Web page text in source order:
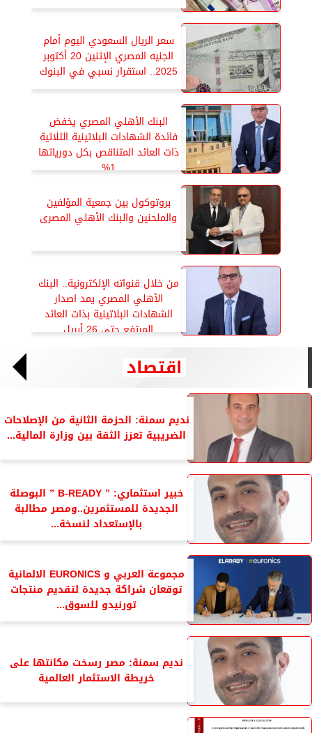
سعر الريال السعودي اليوم أمام
الجنيه المصري الإثنين 20 أكتوبر
2025.. استقرار نسبي في البنوك
البنك الأهلي المصري يخفض
فائدة الشهادات البلاتينية الثلاثية
ذات العائد المتناقص بكل دورياتها
1%
بروتوكول بين جمعية المؤلفين
والملحنين والبنك الأهلي المصرى
من خلال قنواته الإلكترونية.. البنك
الأهلي المصري يمد اصدار
الشهادات البلاتينية بذات العائد
المرتفع حتى 26 أبريل
اقتصاد
نديم سمنة: الحزمة الثانية من الإصلاحات
الضريبية تعزز الثقة بين وزارة المالية...
خبير استثماري: ” B-READY ” البوصلة
الجديدة للمستثمرين..ومصر مطالبة
بالإستعداد لنسخة...
مجموعة العربي و EURONICS الالمانية
توقعان شراكة جديدة لتقديم منتجات
تورنيدو للسوق...
نديم سمنة: مصر رسخت مكانتها على
خريطة الاستثمار العالمية